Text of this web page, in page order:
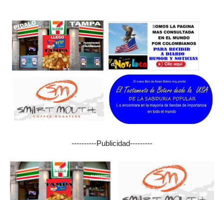
----------Publicidad---------